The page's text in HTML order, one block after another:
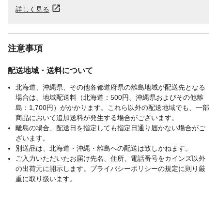
詳しく見る
注意事項
配送地域・送料について
北海道、沖縄県、その他各都道府県の離島地域が配送先となる
場合は、地域配送料（北海道：500円、沖縄県およびその他離
島：1,700円）がかかります。これら以外の配送地域でも、一部
商品において追加送料が発生する場合がございます。
離島の場合、配送日を指定しても指定日通り届かない場合がご
ざいます。
別送品は、北海道・沖縄・離島への配送は致しかねます。
ご入力いただいたお届け先名、住所、電話番号をカインズ以外
の出荷元に開示します。プライバシーポリシーの規定に則り厳
重に取り扱います。